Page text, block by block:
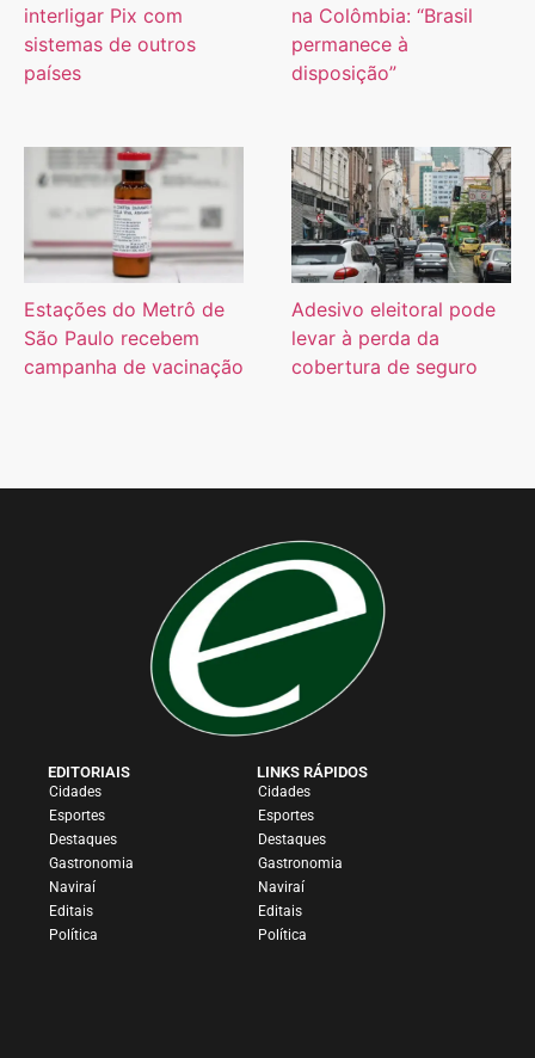
interligar Pix com
sistemas de outros
países
na Colômbia: “Brasil
permanece à
disposição”
Estações do Metrô de
São Paulo recebem
campanha de vacinação
Adesivo eleitoral pode
levar à perda da
cobertura de seguro
EDITORIAIS
Cidades
Esportes
Destaques
Gastronomia
Naviraí
Editais
Política
LINKS RÁPIDOS
Cidades
Esportes
Destaques
Gastronomia
Naviraí
Editais
Política